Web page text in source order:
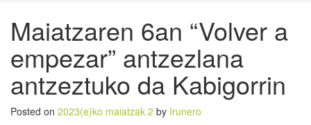
Maiatzaren 6an “Volver a
empezar” antzezlana
antzeztuko da Kabigorrin
Posted on 2023(e)ko maiatzak 2 by Irunero